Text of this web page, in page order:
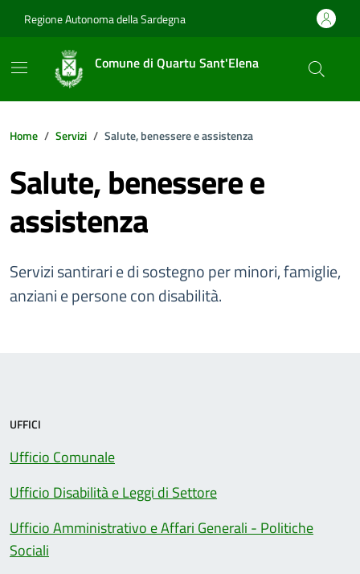
Regione Autonoma della Sardegna
Comune di Quartu Sant'Elena
Home Servizi Salute, benessere e assistenza
Salute, benessere e
assistenza
Servizi santirari e di sostegno per minori, famiglie,
anziani e persone con disabilità.
UFFICI
Ufficio Comunale
Ufficio Disabilità e Leggi di Settore
Ufficio Amministrativo e Affari Generali - Politiche
Sociali